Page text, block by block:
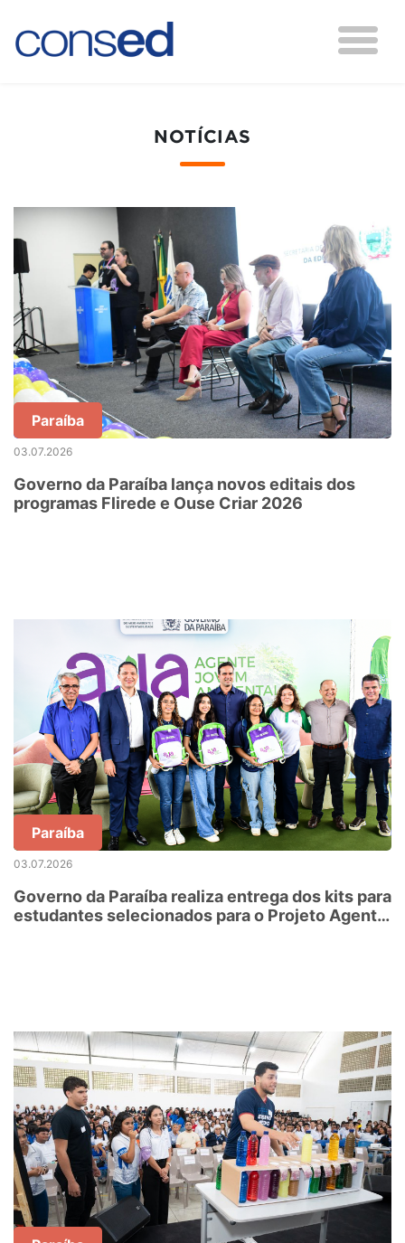
NOTÍCIAS
Paraíba
03.07.2026
Governo da Paraíba lança novos editais dos
programas Flirede e Ouse Criar 2026
Paraíba
03.07.2026
Governo da Paraíba realiza entrega dos kits para
estudantes selecionados para o Projeto Agente